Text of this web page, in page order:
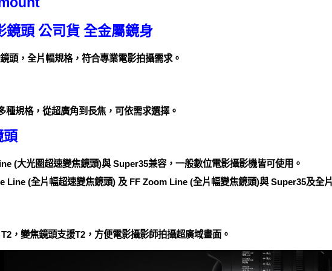
鏡頭 公司貨 全金屬鏡身
頭，全片幅規格，符合專業電影拍攝需求。
種規格，從超廣角到長焦，可依需求選擇。
頭
(大光圈超速變焦鏡頭)與 Super35兼容，一般數位電影攝影機皆可使用。
Line (全片幅超速變焦鏡頭) 及 FF Zoom Line (全片幅變焦鏡頭)與 Super35及全
，變焦鏡頭支援T2，方便電影攝影師拍攝超廣域畫面。